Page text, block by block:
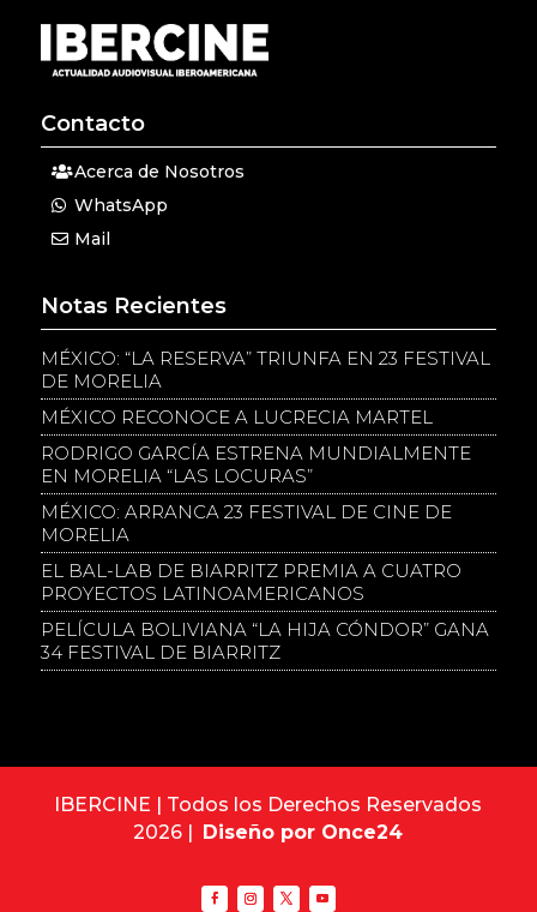
Contacto
Acerca de Nosotros
WhatsApp
Mail
Notas Recientes
MÉXICO: “LA RESERVA” TRIUNFA EN 23 FESTIVAL
DE MORELIA
MÉXICO RECONOCE A LUCRECIA MARTEL
RODRIGO GARCÍA ESTRENA MUNDIALMENTE
EN MORELIA “LAS LOCURAS”
MÉXICO: ARRANCA 23 FESTIVAL DE CINE DE
MORELIA
EL BAL-LAB DE BIARRITZ PREMIA A CUATRO
PROYECTOS LATINOAMERICANOS
PELÍCULA BOLIVIANA “LA HIJA CÓNDOR” GANA
34 FESTIVAL DE BIARRITZ
IBERCINE | Todos los Derechos Reservados
2026 | Diseño por Once24